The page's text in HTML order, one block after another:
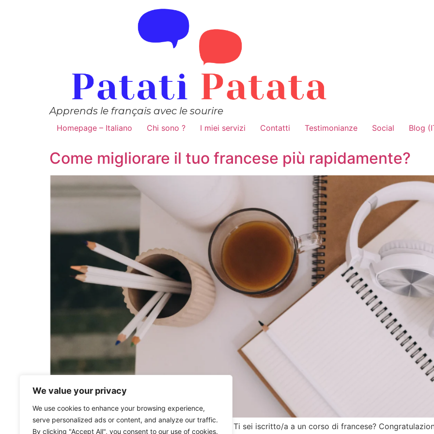
We value your privacy
We use cookies to enhance your browsing experience,
serve personalized ads or content, and analyze our traffic.
By clicking "Accept All", you consent to our use of cookies.
Apprends le français avec le sourire
Homepage – Italiano Chi sono ? I miei servizi Contatti Testimonianze Social Blog
Come migliorare il tuo francese più rapidamente?
Come migliorare il tuo francese più rapidamente? Ti sei iscritto/a a un corso di francese?